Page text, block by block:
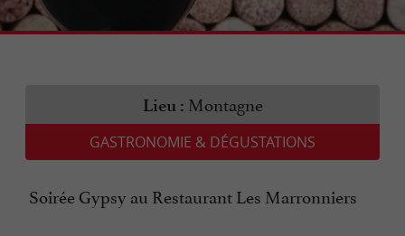
Lieu : Montagne
GASTRONOMIE & DÉGUSTATIONS
Soirée Gypsy au Restaurant Les Marronniers